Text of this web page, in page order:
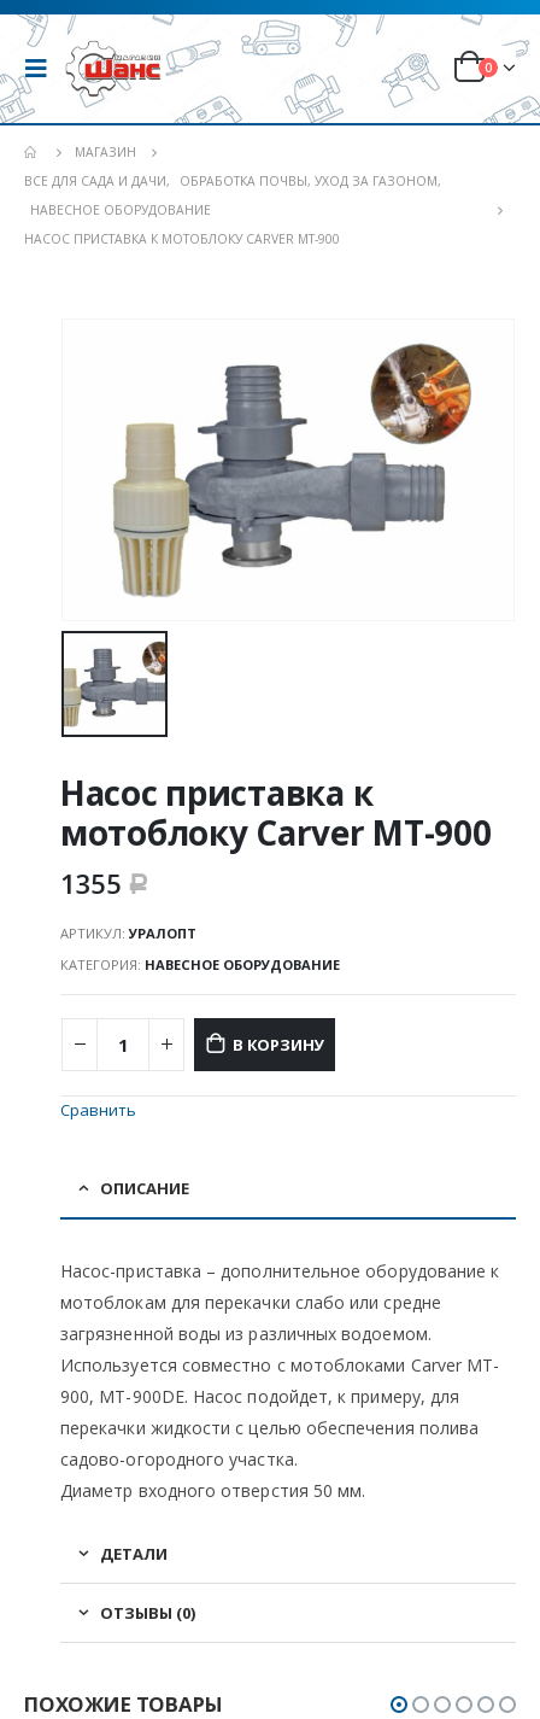
0
МАГАЗИН
ВСЕ ДЛЯ САДА И ДАЧИ, ОБРАБОТКА ПОЧВЫ, УХОД ЗА ГАЗОНОМ,
НАВЕСНОЕ ОБОРУДОВАНИЕ
НАСОС ПРИСТАВКА К МОТОБЛОКУ CARVER MT-900
Насос приставка к
мотоблоку Carver MT-900
1355 Р
АРТИКУЛ:УРАЛОПТ
КАТЕГОРИЯ: НАВЕСНОЕ ОБОРУДОВАНИЕ
В КОРЗИНУ
Сравнить
ОПИСАНИЕ
Насос-приставка – дополнительное оборудование к
мотоблокам для перекачки слабо или средне
загрязненной воды из различных водоемом.
Используется совместно с мотоблоками Carver MT-
900, MT-900DE. Насос подойдет, к примеру, для
перекачки жидкости с целью обеспечения полива
садово-огородного участка.
Диаметр входного отверстия 50 мм.
ДЕТАЛИ
ОТЗЫВЫ (0)
ПОХОЖИЕ ТОВАРЫ